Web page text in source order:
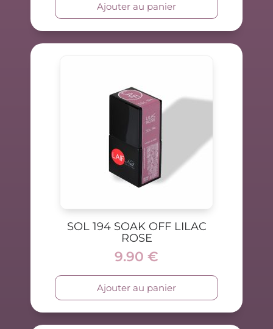
Ajouter au panier
SOL 194 SOAK OFF LILAC
ROSE
9.90 €
Ajouter au panier